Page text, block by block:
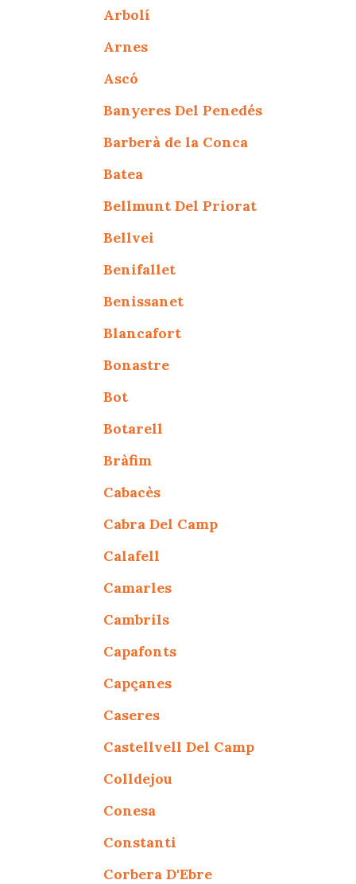
Arbolí
Arnes
Ascó
Banyeres Del Penedés
Barberà de la Conca
Batea
Bellmunt Del Priorat
Bellvei
Benifallet
Benissanet
Blancafort
Bonastre
Bot
Botarell
Bràfim
Cabacès
Cabra Del Camp
Calafell
Camarles
Cambrils
Capafonts
Capçanes
Caseres
Castellvell Del Camp
Colldejou
Conesa
Constanti
Corbera D'Ebre